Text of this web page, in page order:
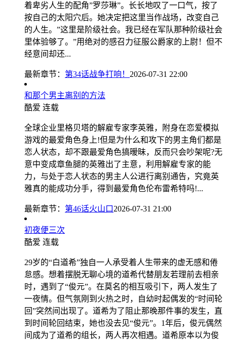
着卑劣人生的配角”罗莎琳”。长长地叹了一口气，按了
按自己的太阳穴后。她决定把这里当作战场，改变自己
的人生。”这里是阶级社会。我已经在军队那种阶级社会
里体验够了。”用绝对的感召力征服公爵家的上尉！但不
经意间却还...
最新章节： 第34话战争打响！ 2026-07-31 22:00
和那个男主离别的方法
酷爱 连载
全球企业里格贝塔的解雇专家李英雅，附身在恋爱模拟
游戏的最爱角色身上!但是为什么和攻下的男主角们都是
恋人状态，却不跟最爱角色搞暧昧，反而只会吵架呢?无
意中变成章鱼腿的英雅出了主意，利用解雇专家的能
力，与处于恋人状态的男主人公进行离别通告，究竟英
雅真的能成功分手，得到最爱角色伦布雷希特吗!...
最新章节： 第46话火山口 2026-07-31 21:00
初夜便三次
酷爱 连载
29岁的“白道希”独自一人承受着人生带来的虚无感和倦
怠感。想着摆脱无聊心境的道希代替朋友若理前去相亲
时，遇到了“俊元”。在莫名的相互吸引下，两人发生了
一夜情。但气氛刚到火热之时，自幼时起偶发的“时间轮
回”突然间出现了。道希为了阻止那晚那件事的发生，直
到时间轮回结束，她也没去见“俊元”。1年后，俊元偶然
间成为了道希的组长，两人再次相遇。道希原本以为俊